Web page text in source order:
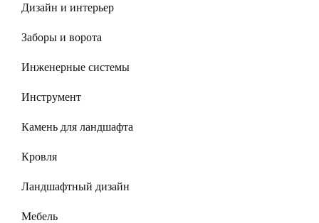
Дизайн и интерьер
Заборы и ворота
Инженерные системы
Инструмент
Камень для ландшафта
Кровля
Ландшафтный дизайн
Мебель